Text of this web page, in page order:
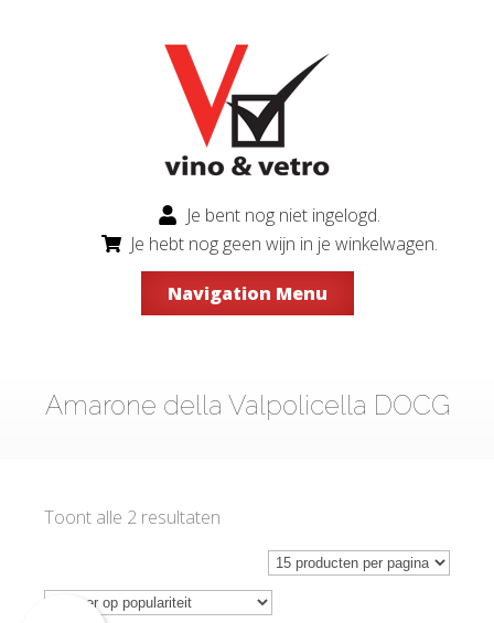
Je bent nog niet ingelogd.
Je hebt nog geen wijn in je winkelwagen.
Navigation Menu
Amarone della Valpolicella DOCG
Toont alle 2 resultaten
populariteit